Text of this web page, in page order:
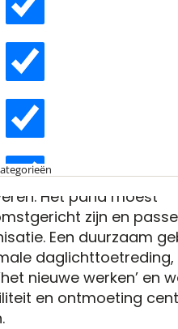
van een jaren 70
dat na een
toch voldoet aan
a.s.r.
– dat tot een
kantoorgebouwen in
behoort –
Het pand moest
zijn en
Een duurzaam
daglichttoetreding,
nieuwe werken’ en
en ontmoeting